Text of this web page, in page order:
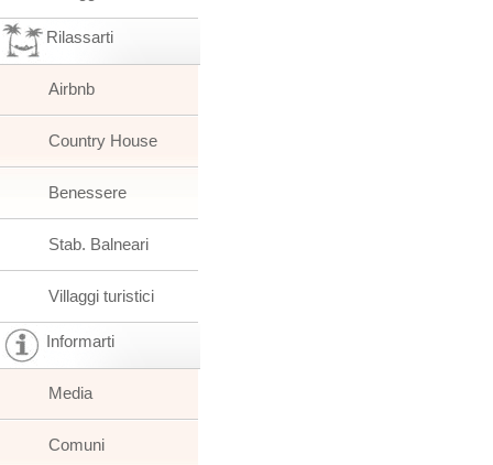
Rilassarti
Airbnb
Country House
Benessere
Stab. Balneari
Villaggi turistici
Informarti
Media
Comuni